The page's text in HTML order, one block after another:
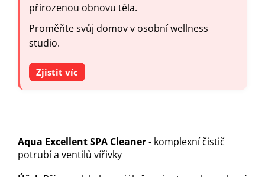
přirozenou obnovu těla.
Proměňte svůj domov v osobní wellness
studio.
Zjistit víc
Aqua Excellent SPA Cleaner- komplexní čistič
potrubí a ventilů vířivky